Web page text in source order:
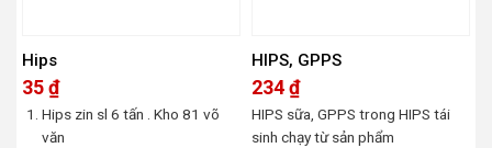
Hips
35₫
Hips zin sl 6 tấn . Kho 81 võ
văn
HIPS, GPPS
234₫
HIPS sữa, GPPS trong HIPS tái
sinh chạy từ sản phẩm